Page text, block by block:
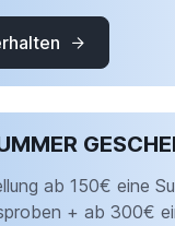
ab 150€ eine
+ ab 300€